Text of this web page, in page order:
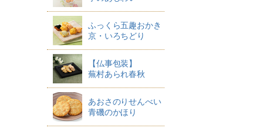
ふっくら五趣おかき
京・いろちどり
【仏事包装】
蕪村あられ春秋
あおさのりせんべい
青磯のかほり